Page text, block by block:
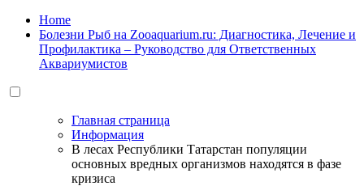
Home
Болезни Рыб на Zooaquarium.ru: Диагностика, Лечение и
Профилактика – Руководство для Ответственных
Аквариумистов
Главная страница
Информация
В лесах Республики Татарстан популяции
основных вредных организмов находятся в фазе
кризиса